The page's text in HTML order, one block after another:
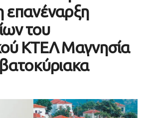
επανέναρξη
του
ΚΤΕΛ Μαγνησία